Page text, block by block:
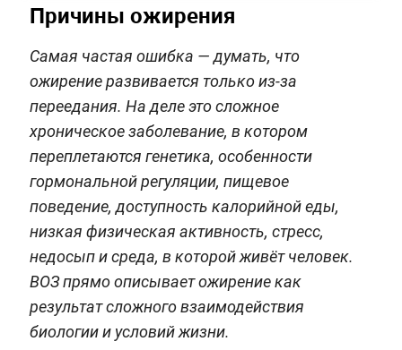
Причины ожирения
Самая частая ошибка — думать, что
ожирение развивается только из-за
переедания. На деле это сложное
хроническое заболевание, в котором
переплетаются генетика, особенности
гормональной регуляции, пищевое
поведение, доступность калорийной еды,
низкая физическая активность, стресс,
недосып и среда, в которой живёт человек.
ВОЗ прямо описывает ожирение как
результат сложного взаимодействия
биологии и условий жизни.